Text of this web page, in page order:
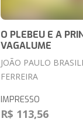
O PLEBEU E A
VAGALUME
JOÃO PAULO
FERREIRA
IMPRESSO
R$ 113,56